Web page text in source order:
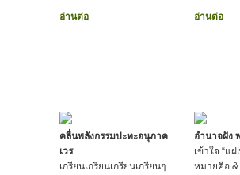
อ่านต่อ อ่านต่อ
คลื่นพลังกรรมปะทะอนุภาค
เวร
เกรียนเกรียนเกรียนเกรียนๆ
อำนาจฝัง
เข้าใจ “แฝ
หมายคือ &